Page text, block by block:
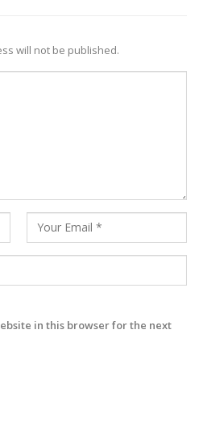
will not be published.
in this browser for the next